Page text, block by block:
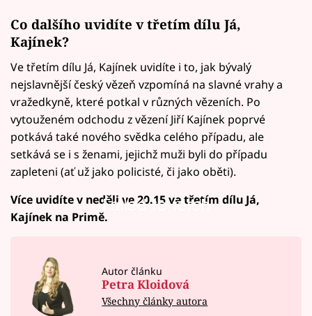
Co dalšího uvidíte v třetím dílu Já,
Kajínek?
Ve třetím dílu Já, Kajínek uvidíte i to, jak bývalý
nejslavnější český vězeň vzpomíná na slavné vrahy a
vražedkyně, které potkal v různých vězeních. Po
vytouženém odchodu z vězení Jiří Kajínek poprvé
potkává také nového svědka celého případu, ale
setkává se i s ženami, jejichž muži byli do případu
zapleteni (ať už jako policisté, či jako oběti).
Failed to fetch
Více uvidíte v neděli ve 20.15 ve třetím dílu Já,
Kajínek na Primě.
Autor článku
Petra Kloidová
Všechny články autora